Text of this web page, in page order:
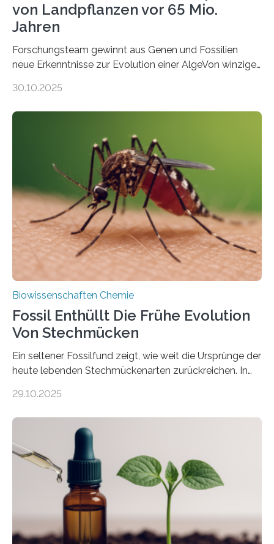
von Landpflanzen vor 65 Mio.
Jahren
Forschungsteam gewinnt aus Genen und Fossilien
neue Erkenntnisse zur Evolution einer AlgeVon winzigen
Landpflanzen zählen zu den komplexesten
Grünalgen, die vor Hunderten von Millionen Jahren
lebten. Unter den Vorfahren sticht eine Gruppe heraus,
die noch heute in der Natur vorkommt: die
Süßwasseralge Coleochaetophyceae. Einige Arten
dieser Gruppe bilden aus Zellfäden dichte Geflechte
mit scheibenförmiger Gestalt. Was auffällig ist: Die
nächsten…
30.10.2025
Biowissenschaften Chemie
Fossil Enthüllt Die Frühe Evolution
Von Stechmücken
Ein seltener Fossilfund zeigt, wie weit die Ursprünge der
heute lebenden Stechmückenarten zurückreichen. In
Forschende die bisher älteste bekannte Stechmücken-
Region Kachin in Myanmar und hat sich in
ausgezeichnetem Zustand erhalten. Es konnte als neue
Art einer neuen Gattung beschrieben werden und trägt
nun den Namen Cretosabethes primaevus. Dieser erste
fossile Nachweis einer Stechmückenlarve in Bernstein
stellt gleichzeitig den ersten Fossilfund einer
Mückenlarve aus dem Mesozoikum dar, denn…
29.10.2025